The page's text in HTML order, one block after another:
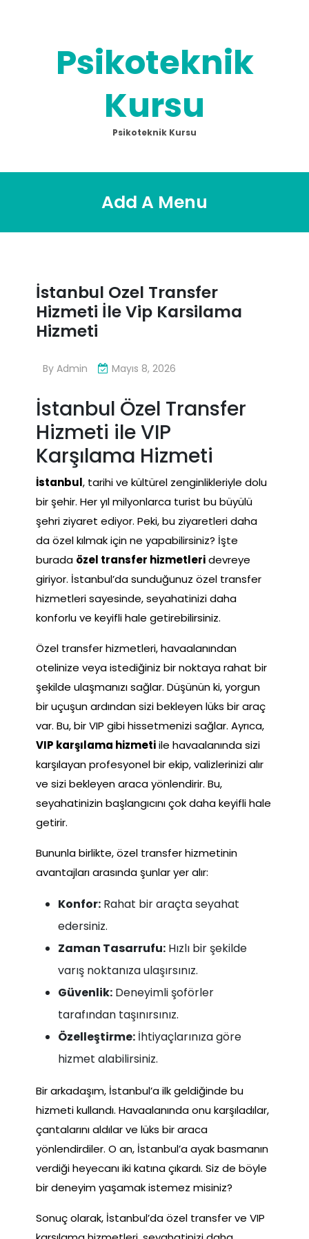
Psikoteknik
Kursu
Psikoteknik Kursu
Add A Menu
İstanbul Ozel Transfer
Hizmeti İle Vip Karsilama
Hizmeti
By Admin Mayıs 8, 2026
İstanbul Özel Transfer
Hizmeti ile VIP
Karşılama Hizmeti
İstanbul, tarihi ve kültürel zenginlikleriyle dolu
bir şehir. Her yıl milyonlarca turist bu büyülü
şehri ziyaret ediyor. Peki, bu ziyaretleri daha
da özel kılmak için ne yapabilirsiniz? İşte
burada özel transfer hizmetleridevreye
giriyor. İstanbul’da sunduğunuz özel transfer
hizmetleri sayesinde, seyahatinizi daha
konforlu ve keyifli hale getirebilirsiniz.
Özel transfer hizmetleri, havaalanından
otelinize veya istediğiniz bir noktaya rahat bir
şekilde ulaşmanızı sağlar. Düşünün ki, yorgun
bir uçuşun ardından sizi bekleyen lüks bir araç
var. Bu, bir VIP gibi hissetmenizi sağlar. Ayrıca,
VIP karşılama hizmetiile havaalanında sizi
karşılayan profesyonel bir ekip, valizlerinizi alır
ve sizi bekleyen araca yönlendirir. Bu,
seyahatinizin başlangıcını çok daha keyifli hale
getirir.
Bununla birlikte, özel transfer hizmetinin
avantajları arasında şunlar yer alır:
Konfor: Rahat bir araçta seyahat
edersiniz.
Zaman Tasarrufu: Hızlı bir şekilde
varış noktanıza ulaşırsınız.
Güvenlik: Deneyimli şoförler
tarafından taşınırsınız.
Özelleştirme: İhtiyaçlarınıza göre
hizmet alabilirsiniz.
Bir arkadaşım, İstanbul’a ilk geldiğinde bu
hizmeti kullandı. Havaalanında onu karşıladılar,
çantalarını aldılar ve lüks bir araca
yönlendirdiler. O an, İstanbul’a ayak basmanın
verdiği heyecanı iki katına çıkardı. Siz de böyle
bir deneyim yaşamak istemez misiniz?
Sonuç olarak, İstanbul’da özel transfer ve VIP